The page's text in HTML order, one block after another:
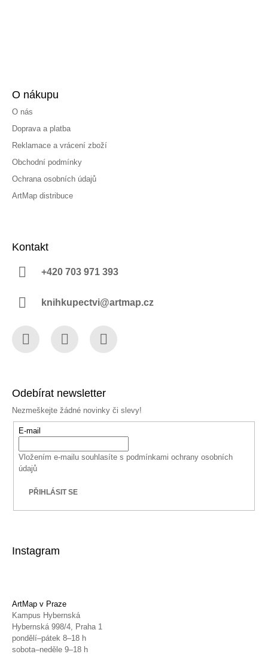
O nákupu
O nás
Doprava a platba
Reklamace a vrácení zboží
Obchodní podmínky
Ochrana osobních údajů
ArtMap distribuce
Kontakt
+420 703 971 393
knihkupectvi@artmap.cz
Odebírat newsletter
Nezmeškejte žádné novinky či slevy!
E-mail
Vložením e-mailu souhlasíte s podmínkami ochrany osobních
údajů
PŘIHLÁSIT SE
Instagram
ArtMap v Praze
Kampus Hybernská
Hybernská 998/4, Praha 1
pondělí–pátek 8–18 h
sobota–neděle 9–18 h